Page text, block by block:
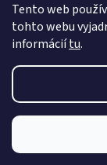
Tento web
tohto webu
informáciítu.
Obľúbené
Copyright 2026